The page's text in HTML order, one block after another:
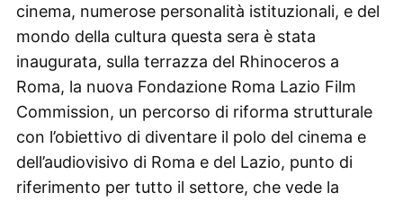
cinema, numerose personalità istituzionali, e del
mondo della cultura questa sera è stata
inaugurata, sulla terrazza del Rhinoceros a
Roma, la nuova Fondazione Roma Lazio Film
Commission, un percorso di riforma strutturale
con l’obiettivo di diventare il polo del cinema e
dell’audiovisivo di Roma e del Lazio, punto di
riferimento per tutto il settore, che vede la